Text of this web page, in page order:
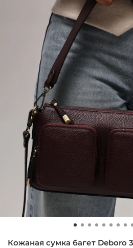
Кожаная сумка багет Deboro